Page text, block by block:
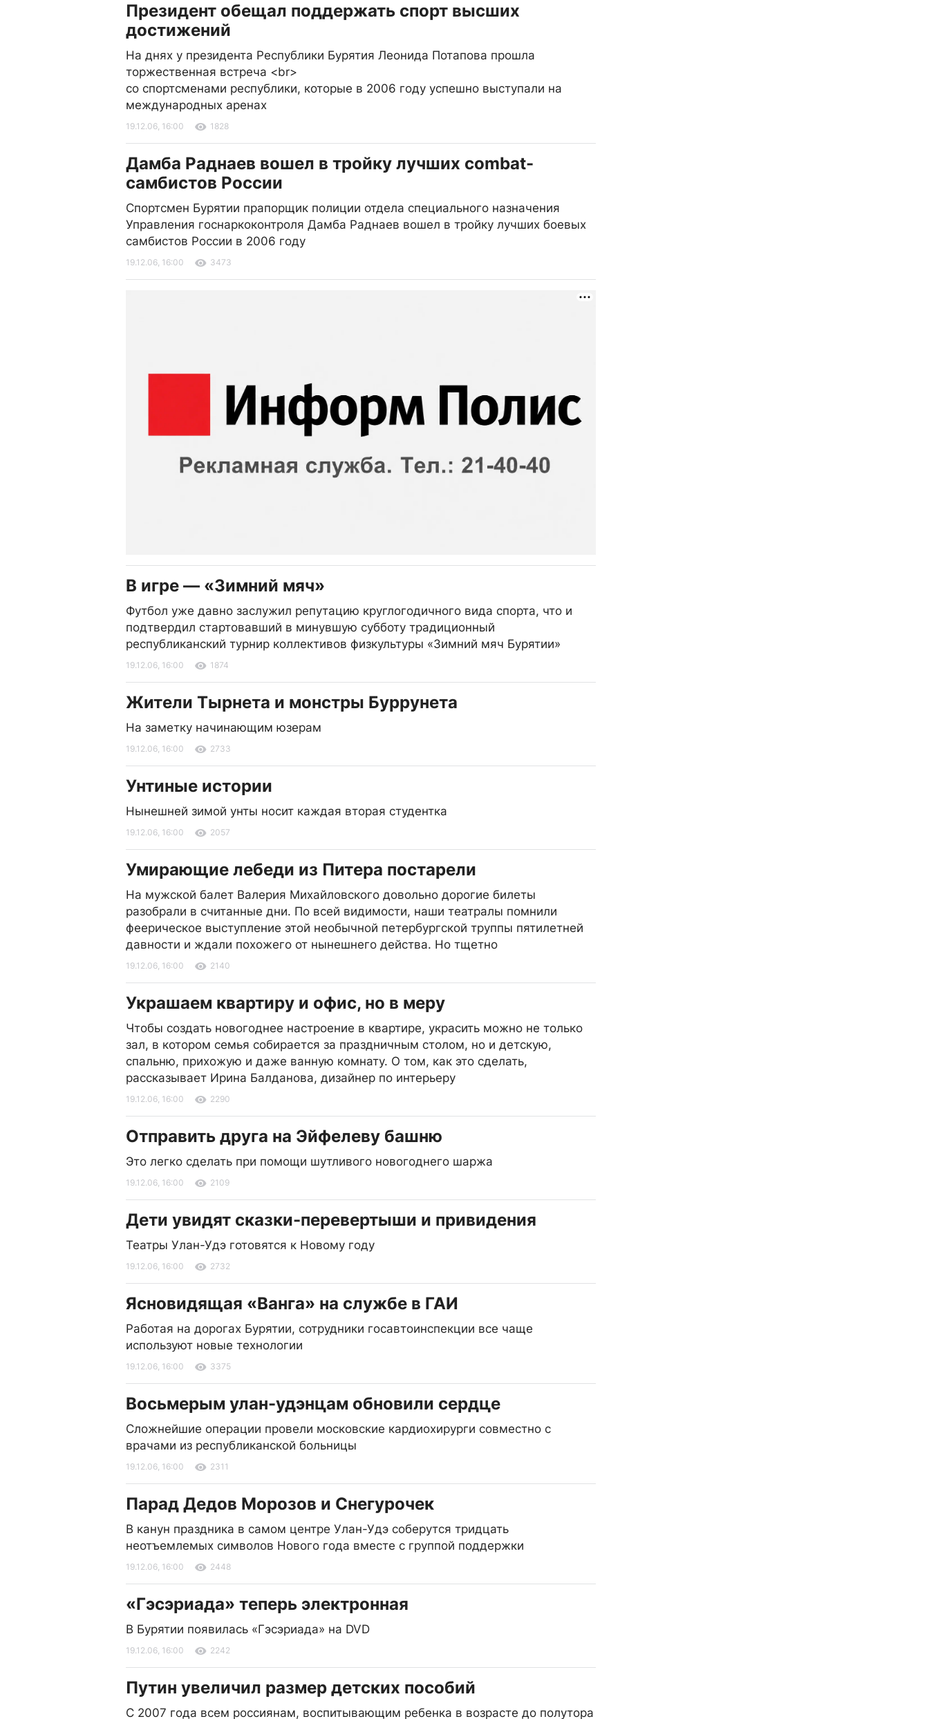
Президент обещал поддержать спорт высших
достижений
На днях у президента Республики Бурятия Леонида Потапова прошла
торжественная встреча <br>
со спортсменами республики, которые в 2006 году успешно выступали на
международных аренах
19.12.06, 16:00 1828
Дамба Раднаев вошел в тройку лучших combat-
самбистов России
Спортсмен Бурятии прапорщик полиции отдела специального назначения
Управления госнаркоконтроля Дамба Раднаев вошел в тройку лучших боевых
самбистов России в 2006 году
19.12.06, 16:00 3473
В игре — «Зимний мяч»
Футбол уже давно заслужил репутацию круглогодичного вида спорта, что и
подтвердил стартовавший в минувшую субботу традиционный
республиканский турнир коллективов физкультуры «Зимний мяч Бурятии»
19.12.06, 16:00 1874
Жители Тырнета и монстры Буррунета
На заметку начинающим юзерам
19.12.06, 16:00 2733
Унтиные истории
Нынешней зимой унты носит каждая вторая студентка
19.12.06, 16:00 2057
Умирающие лебеди из Питера постарели
На мужской балет Валерия Михайловского довольно дорогие билеты
разобрали в считанные дни. По всей видимости, наши театралы помнили
феерическое выступление этой необычной петербургской труппы пятилетней
давности и ждали похожего от нынешнего действа. Но тщетно
19.12.06, 16:00 2140
Украшаем квартиру и офис, но в меру
Чтобы создать новогоднее настроение в квартире, украсить можно не только
зал, в котором семья собирается за праздничным столом, но и детскую,
спальню, прихожую и даже ванную комнату. О том, как это сделать,
рассказывает Ирина Балданова, дизайнер по интерьеру
19.12.06, 16:00 2290
Отправить друга на Эйфелеву башню
Это легко сделать при помощи шутливого новогоднего шаржа
19.12.06, 16:00 2109
Дети увидят сказки-перевертыши и привидения
Театры Улан-Удэ готовятся к Новому году
19.12.06, 16:00 2732
Ясновидящая «Ванга» на службе в ГАИ
Работая на дорогах Бурятии, сотрудники госавтоинспекции все чаще
используют новые технологии
19.12.06, 16:00 3375
Восьмерым улан-удэнцам обновили сердце
Сложнейшие операции провели московские кардиохирурги совместно с
врачами из республиканской больницы
19.12.06, 16:00 2311
Парад Дедов Морозов и Снегурочек
В канун праздника в самом центре Улан-Удэ соберутся тридцать
неотъемлемых символов Нового года вместе с группой поддержки
19.12.06, 16:00 2448
«Гэсэриада» теперь электронная
В Бурятии появилась «Гэсэриада» на DVD
19.12.06, 16:00 2242
Путин увеличил размер детских пособий
С 2007 года всем россиянам, воспитывающим ребенка в возрасте до полутора